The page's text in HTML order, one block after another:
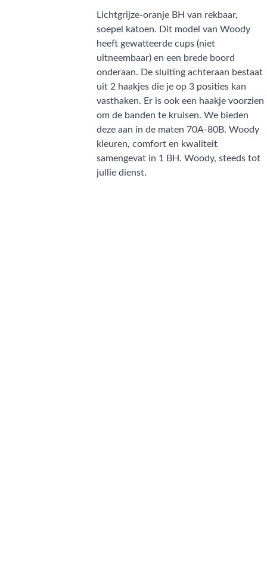
Lichtgrijze-oranje BH van rekbaar,
soepel katoen. Dit model van Woody
heeft gewatteerde cups (niet
uitneembaar) en een brede boord
onderaan. De sluiting achteraan bestaat
uit 2 haakjes die je op 3 posities kan
vasthaken. Er is ook een haakje voorzien
om de banden te kruisen. We bieden
deze aan in de maten 70A-80B. Woody
kleuren, comfort en kwaliteit
samengevat in 1 BH. Woody, steeds tot
jullie dienst.